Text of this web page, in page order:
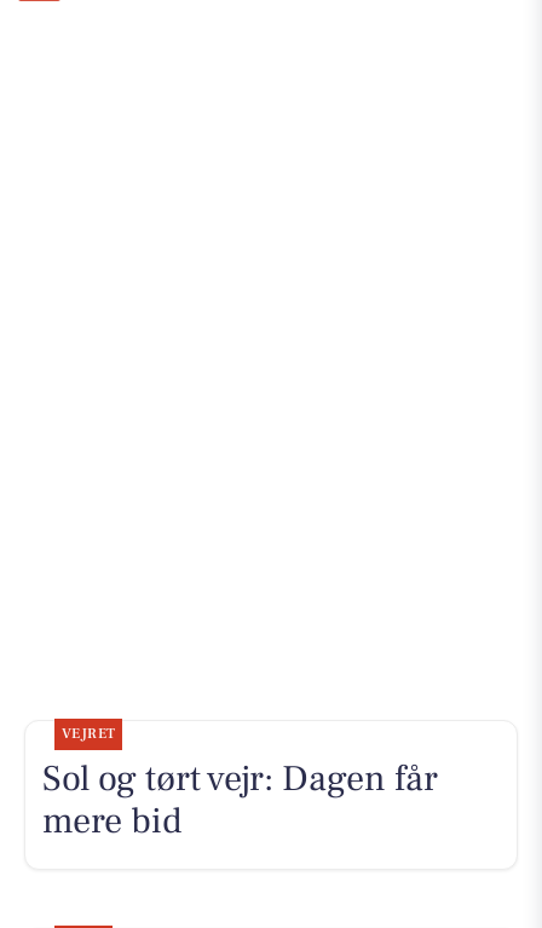
VEJRET
Sol og tørt vejr: Dagen får
mere bid